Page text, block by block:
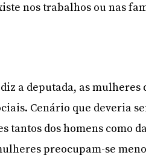
nos trabalhos ou nas
a deputada, as mulheres
Cenário que deveria
tantos dos homens como
preocupam-se